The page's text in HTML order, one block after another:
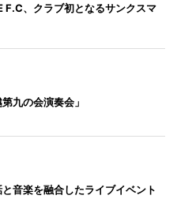
F.C、クラブ初となるサンクスマ
九の会演奏会」
音楽を融合したライブイベント